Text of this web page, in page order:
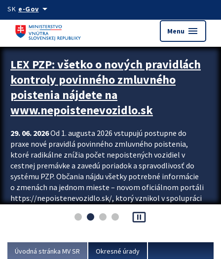
Preskocit na hlavný obsah
SK e-Govarrow_drop_down
Menu menu
Zastavit automatický posun upútavok
LEX PZP: všetko o nových pravidlách
kontroly povinného zmluvného
poistenia nájdete na
www.nepoistenevozidlo.sk
29. 06. 2026Od 1. augusta 2026 vstupujú postupne do
praxe nové pravidlá povinného zmluvného poistenia,
ktoré radikálne znížia počet nepoistených vozidiel v
cestnej premávke a zavedú poriadok a spravodlivosť do
systému PZP. Občania nájdu všetky potrebné informácie
o zmenách na jednom mieste – novom oficiálnom portáli
https://nepoistenevozidlo.sk/, ktorý vznikol v spolupráci
asociácie poisťovní (SLASPO) a Ministerstva vnútra SR.
Viac
pause_presentation
Úvodná stránka MV SR Okresné úrady